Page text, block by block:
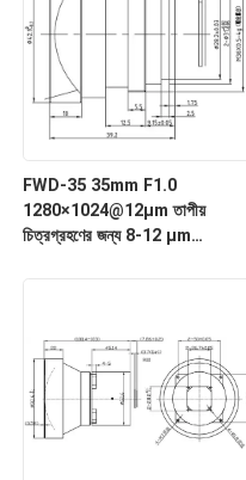
FWD-35 35mm F1.0
1280×1024@12μm তাপীয়
চিত্রগ্রহণের জন্য 8-12 μm